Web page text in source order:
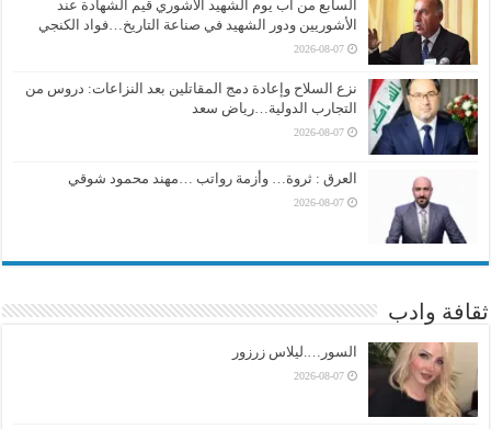
السابع من آب يوم الشهيد الأشوري قيم الشهادة عند
الأشوريين ودور الشهيد في صناعة التاريخ…فواد الكنجي
2026-08-07
نزع السلاح وإعادة دمج المقاتلين بعد النزاعات: دروس من
التجارب الدولية…رياض سعد
2026-08-07
العرق : ثروة… وأزمة رواتب …مهند محمود شوقي
2026-08-07
ثقافة وادب
السور….ليلاس زرزور
2026-08-07